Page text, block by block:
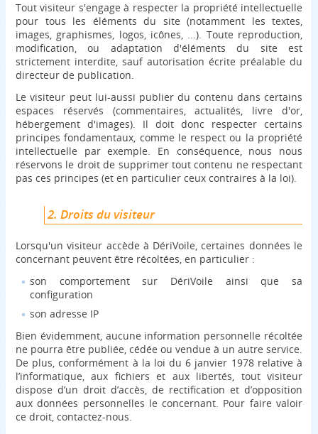
Tout visiteur s'engage à respecter la propriété intellectuelle
pour tous les éléments du site (notamment les textes,
images, graphismes, logos, icônes, ...). Toute reproduction,
modification, ou adaptation d'éléments du site est
strictement interdite, sauf autorisation écrite préalable du
directeur de publication.
Le visiteur peut lui-aussi publier du contenu dans certains
espaces réservés (commentaires, actualités, livre d'or,
hébergement d'images). Il doit donc respecter certains
principes fondamentaux, comme le respect ou la propriété
intellectuelle par exemple. En conséquence, nous nous
réservons le droit de supprimer tout contenu ne respectant
pas ces principes (et en particulier ceux contraires à la loi).
2. Droits du visiteur
Lorsqu'un visiteur accède à DériVoile, certaines données le
concernant peuvent être récoltées, en particulier :
son comportement sur DériVoile ainsi que sa
configuration
son adresse IP
Bien évidemment, aucune information personnelle récoltée
ne pourra être publiée, cédée ou vendue à un autre service.
De plus, conformément à la loi du 6 janvier 1978 relative à
l’informatique, aux fichiers et aux libertés, tout visiteur
dispose d’un droit d’accès, de rectification et d’opposition
aux données personnelles le concernant. Pour faire valoir
ce droit, contactez-nous.